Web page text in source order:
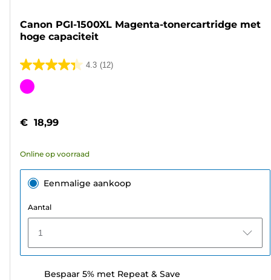
Canon PGI-1500XL Magenta-tonercartridge met
hoge capaciteit
4.3 (12)
4.3
van
sterren.
beoordelingen
Kleurencartridge
€ 18,99
Online op voorraad
Eenmalige aankoop
Aantal
1
Bespaar 5% met Repeat & Save